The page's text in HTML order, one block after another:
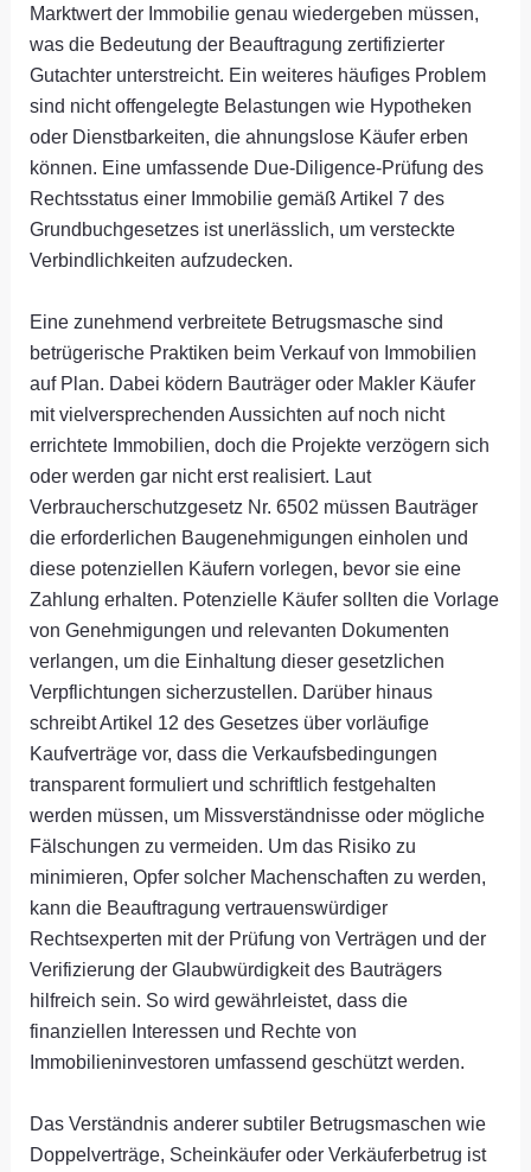
Marktwert der Immobilie genau wiedergeben müssen,
was die Bedeutung der Beauftragung zertifizierter
Gutachter unterstreicht. Ein weiteres häufiges Problem
sind nicht offengelegte Belastungen wie Hypotheken
oder Dienstbarkeiten, die ahnungslose Käufer erben
können. Eine umfassende Due-Diligence-Prüfung des
Rechtsstatus einer Immobilie gemäß Artikel 7 des
Grundbuchgesetzes ist unerlässlich, um versteckte
Verbindlichkeiten aufzudecken.
Eine zunehmend verbreitete Betrugsmasche sind
betrügerische Praktiken beim Verkauf von Immobilien
auf Plan. Dabei ködern Bauträger oder Makler Käufer
mit vielversprechenden Aussichten auf noch nicht
errichtete Immobilien, doch die Projekte verzögern sich
oder werden gar nicht erst realisiert. Laut
Verbraucherschutzgesetz Nr. 6502 müssen Bauträger
die erforderlichen Baugenehmigungen einholen und
diese potenziellen Käufern vorlegen, bevor sie eine
Zahlung erhalten. Potenzielle Käufer sollten die Vorlage
von Genehmigungen und relevanten Dokumenten
verlangen, um die Einhaltung dieser gesetzlichen
Verpflichtungen sicherzustellen. Darüber hinaus
schreibt Artikel 12 des Gesetzes über vorläufige
Kaufverträge vor, dass die Verkaufsbedingungen
transparent formuliert und schriftlich festgehalten
werden müssen, um Missverständnisse oder mögliche
Fälschungen zu vermeiden. Um das Risiko zu
minimieren, Opfer solcher Machenschaften zu werden,
kann die Beauftragung vertrauenswürdiger
Rechtsexperten mit der Prüfung von Verträgen und der
Verifizierung der Glaubwürdigkeit des Bauträgers
hilfreich sein. So wird gewährleistet, dass die
finanziellen Interessen und Rechte von
Immobilieninvestoren umfassend geschützt werden.
Das Verständnis anderer subtiler Betrugsmaschen wie
Doppelverträge, Scheinkäufer oder Verkäuferbetrug ist